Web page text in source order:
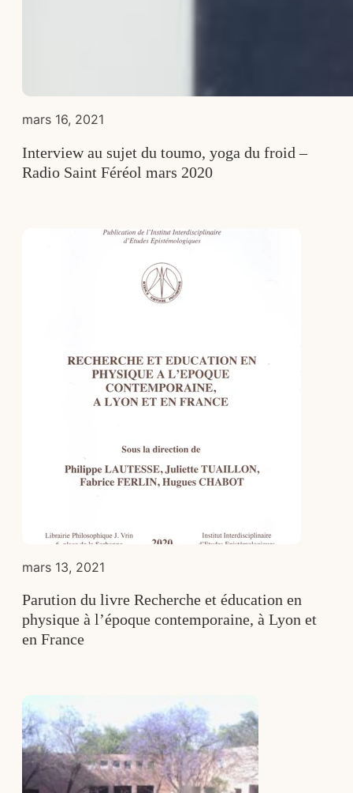
mars 16, 2021
Interview au sujet du toumo, yoga du froid –
Radio Saint Féréol mars 2020
mars 13, 2021
Parution du livre Recherche et éducation en
physique à l’époque contemporaine, à Lyon et
en France